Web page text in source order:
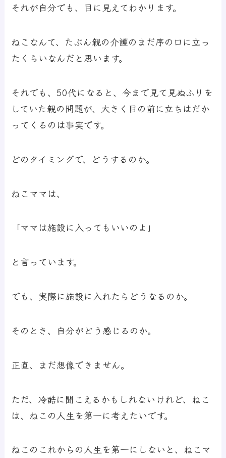
それが自分でも、目に見えてわかります。
ねこなんて、たぶん親の介護のまだ序の口に立っ
たくらいなんだと思います。
それでも、50代になると、今まで見て見ぬふりを
していた親の問題が、大きく目の前に立ちはだか
ってくるのは事実です。
どのタイミングで、どうするのか。
ねこママは、
「ママは施設に入ってもいいのよ」
と言っています。
でも、実際に施設に入れたらどうなるのか。
そのとき、自分がどう感じるのか。
正直、まだ想像できません。
ただ、冷酷に聞こえるかもしれないけれど、ねこ
は、ねこの人生を第一に考えたいです。
ねこのこれからの人生を第一にしないと、ねこマ